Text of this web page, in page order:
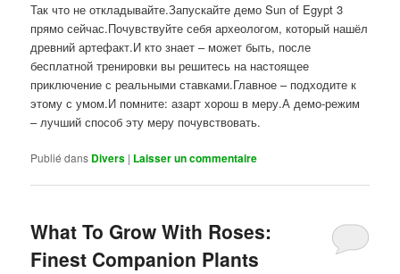
Так что не откладывайте.Запускайте демо Sun of Egypt 3
прямо сейчас.Почувствуйте себя археологом, который нашёл
древний артефакт.И кто знает – может быть, после
бесплатной тренировки вы решитесь на настоящее
приключение с реальными ставками.Главное – подходите к
этому с умом.И помните: азарт хорош в меру.А демо-режим
– лучший способ эту меру почувствовать.
Publié dans Divers | Laisser un commentaire
What To Grow With Roses:
Finest Companion Plants